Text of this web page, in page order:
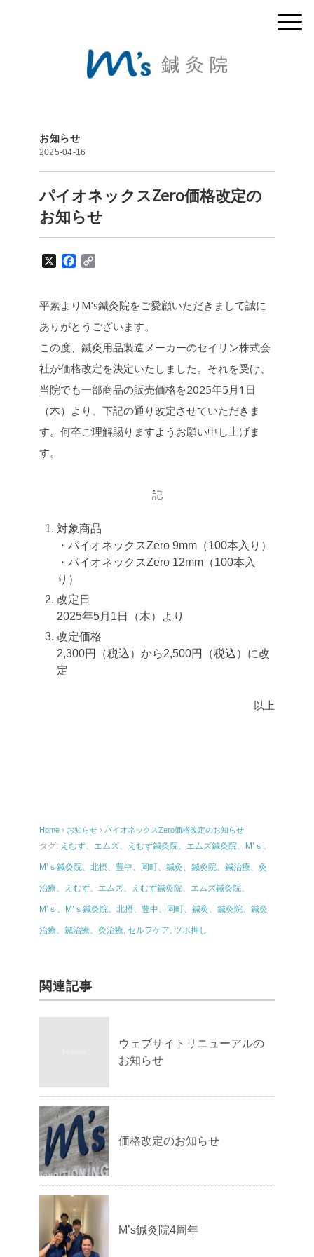
お知らせ
2025-04-16
パイオネックスZero価格改定の
お知らせ
X
e
o
o
y
i
n
平素よりM’s鍼灸院をご愛顧いただきまして誠に
ありがとうございます。
この度、鍼灸用品製造メーカーのセイリン株式会
社が価格改定を決定いたしました。それを受け、
当院でも一部商品の販売価格を2025年5月1日
（木）より、下記の通り改定させていただきま
す。何卒ご理解賜りますようお願い申し上げま
す。
記
対象商品
・パイオネックスZero 9mm（100本入り）
・パイオネックスZero 12mm（100本入
り）
改定日
2025年5月1日（木）より
改定価格
2,300円（税込）から2,500円（税込）に改
定
以上
Home › お知らせ › パイオネックスZero価格改定のお知らせ
タグ: えむず、エムズ、えむず鍼灸院、エムズ鍼灸院、M’ｓ、
M’ｓ鍼灸院、北摂、豊中、岡町、鍼灸、鍼灸院、鍼治療、灸
治療、えむず、エムズ、えむず鍼灸院、エムズ鍼灸院、
M’ｓ、M’ｓ鍼灸院、北摂、豊中、岡町、鍼灸、鍼灸院、鍼灸
治療、鍼治療、灸治療, セルフケア, ツボ押し
関連記事
ウェブサイトリニューアルの
お知らせ
価格改定のお知らせ
M’s鍼灸院4周年